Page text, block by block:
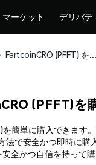
マーケット デリバテ
FartcoinCRO (PFFT) を安全に購入・保管
(PFFT)を
を簡単に購入できま
法で安全かつ即時に
全かつ自信を持って購